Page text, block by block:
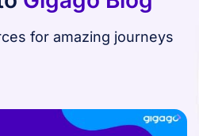
for amazing journeys